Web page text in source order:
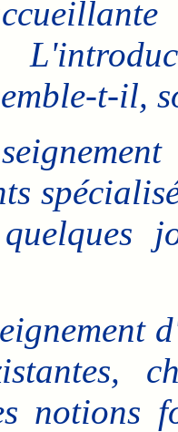
t-il,
notions